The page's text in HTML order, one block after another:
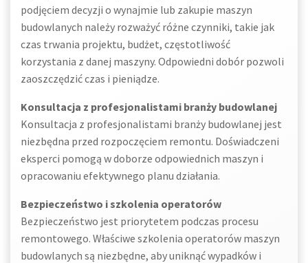
podjęciem decyzji o wynajmie lub zakupie maszyn
budowlanych należy rozważyć różne czynniki, takie jak
czas trwania projektu, budżet, częstotliwość
korzystania z danej maszyny. Odpowiedni dobór pozwoli
zaoszczędzić czas i pieniądze.
Konsultacja z profesjonalistami branży budowlanej
Konsultacja z profesjonalistami branży budowlanej jest
niezbędna przed rozpoczęciem remontu. Doświadczeni
eksperci pomogą w doborze odpowiednich maszyn i
opracowaniu efektywnego planu działania.
Bezpieczeństwo i szkolenia operatorów
Bezpieczeństwo jest priorytetem podczas procesu
remontowego. Właściwe szkolenia operatorów maszyn
budowlanych są niezbędne, aby uniknąć wypadków i